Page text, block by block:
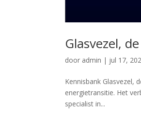
Glasvezel,
door admin | jul 17,
Kennisbank Glasvezel,
energietransitie. Het
specialist in...